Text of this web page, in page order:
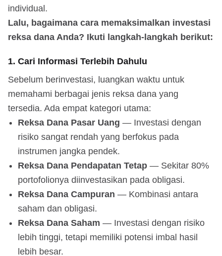
individual.
Lalu, bagaimana cara memaksimalkan investasi
reksa dana Anda? Ikuti langkah-langkah berikut:
1. Cari Informasi Terlebih Dahulu
Sebelum berinvestasi, luangkan waktu untuk
memahami berbagai jenis reksa dana yang
tersedia. Ada empat kategori utama:
Reksa Dana Pasar Uang — Investasi dengan
risiko sangat rendah yang berfokus pada
instrumen jangka pendek.
Reksa Dana Pendapatan Tetap — Sekitar 80%
portofolionya diinvestasikan pada obligasi.
Reksa Dana Campuran — Kombinasi antara
saham dan obligasi.
Reksa Dana Saham — Investasi dengan risiko
lebih tinggi, tetapi memiliki potensi imbal hasil
lebih besar.